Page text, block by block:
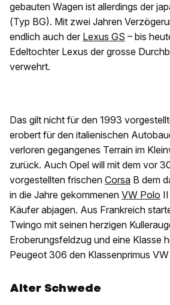
gebauten Wagen ist allerdings der
(Typ BG). Mit zwei Jahren
endlich auch der Lexus GS – bis
Edeltochter Lexus der grosse
verwehrt.
Das gilt nicht für den 1993
erobert für den italienischen
verloren gegangenes Terrain im
zurück. Auch Opel will mit dem vor
vorgestellten frischen Corsa B dem
in die Jahre gekommenen VW Polo
Käufer abjagen. Aus Frankreich
Twingo mit seinen herzigen
Eroberungsfeldzug und eine Klasse
Peugeot 306 den Klassenprimus
Alter Schwede